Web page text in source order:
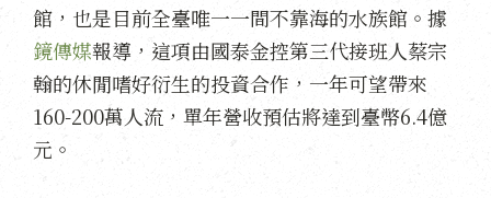
館，也是目前全臺唯一一間不靠海的水族館。據
鏡傳媒報導，這項由國泰金控第三代接班人蔡宗
翰的休閒嗜好衍生的投資合作，一年可望帶來
160-200萬人流，單年營收預估將達到臺幣6.4億
元。